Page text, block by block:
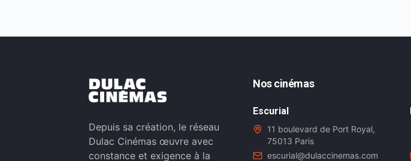
Depuis sa création, le réseau
Dulac Cinémas œuvre avec
constance et exigence à la
Nos cinémas
Escurial
11 boulevard de Port Royal,
75013 Paris
escurial@dulaccinemas.com